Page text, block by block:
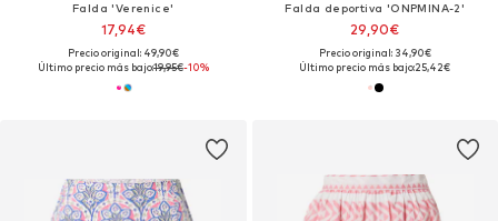
Falda 'Verenice'
17,94€
Precio original: 49,90€
Último precio más bajo:19,95€-10%
Falda deportiva 'ONPMINA-2'
29,90€
Precio original: 34,90€
Último precio más bajo:25,42€